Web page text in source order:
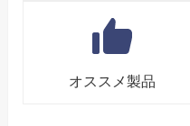
オススメ製品